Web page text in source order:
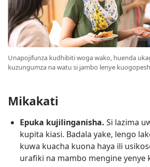
Unapojifunza kudhibiti woga wako, huenda
kuzungumza na watu si jambo lenye
Mikakati
Epuka kujilinganisha. Si lazima
kupita kiasi. Badala yake, lengo
kuwa kuacha kuona haya ili
urafiki na mambo mengine yenye